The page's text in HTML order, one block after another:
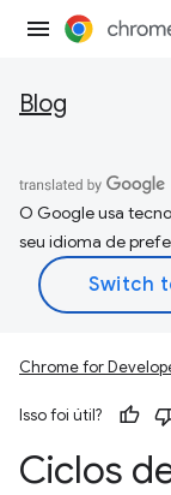
Blog
O Google usa
seu idioma de
Chrome for
Isso foi útil?
Ciclos